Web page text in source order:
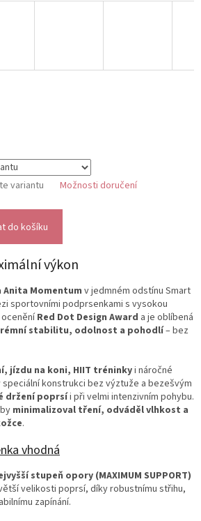
variantu Možnosti doručení
do košíku
výkon
Momentum v jedmném odstínu Smart
sportovními podprsenkami s vysokou
Red Dot Design Award a je oblíbená
stabilitu, odolnost a pohodlí– bez
jízdu na koni, HIIT tréninkyi náročné
konstrukci bez výztuže a bezešvým
držení poprsíi při velmi intenzivním pohybu.
minimalizoval tření, odváděl vlhkost a
.
vhodná
stupeň opory (MAXIMUM SUPPORT)
velikosti poprsí, díky robustnímu střihu,
zapínání.